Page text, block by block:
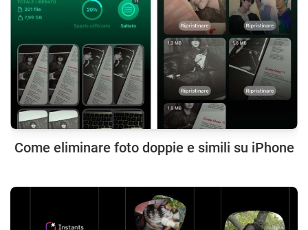
Come eliminare foto doppie e simili su iPhone